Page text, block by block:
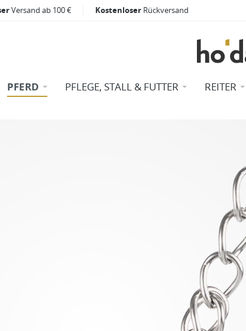
Versand ab 100 € Kostenloser Rückversand
PFERD PFLEGE, STALL & FUTTER REITER